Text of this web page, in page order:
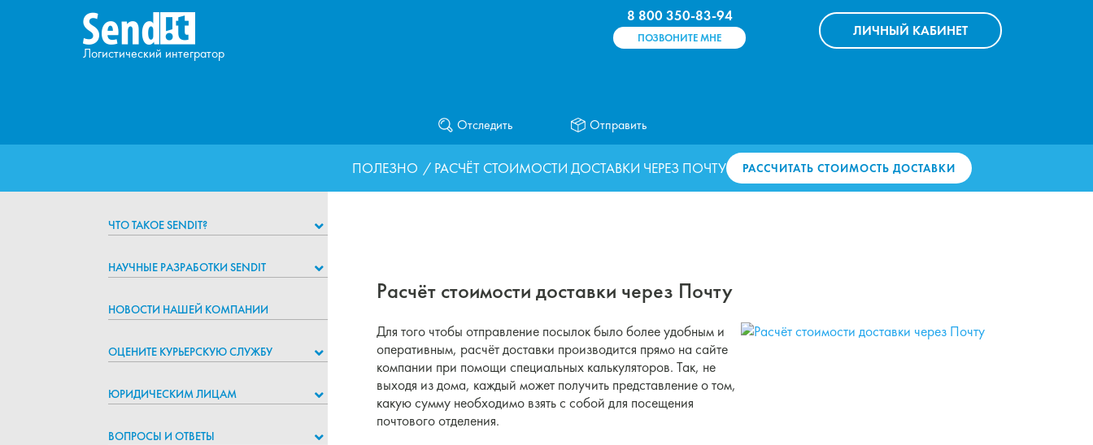
8 800 350-83-94
ПОЗВОНИТЕ МНЕ ЛИЧНЫЙ КАБИНЕТ
Логистический интегратор
Отследить Отправить
ПОЛЕЗНО / РАСЧЁТ СТОИМОСТИ ДОСТАВКИ ЧЕРЕЗ ПОЧТУ РАССЧИТАТЬ СТОИМОСТЬ ДОСТАВКИ
ЧТО ТАКОЕ SENDIT?
НАУЧНЫЕ РАЗРАБОТКИ SENDIT
НОВОСТИ НАШЕЙ КОМПАНИИ
ОЦЕНИТЕ КУРЬЕРСКУЮ СЛУЖБУ
ЮРИДИЧЕСКИМ ЛИЦАМ
ВОПРОСЫ И ОТВЕТЫ
Расчёт стоимости доставки через Почту
Для того чтобы отправление посылок было более удобным и
оперативным, расчёт доставки производится прямо на сайте
компании при помощи специальных калькуляторов. Так, не
выходя из дома, каждый может получить представление о том,
какую сумму необходимо взять с собой для посещения
почтового отделения.